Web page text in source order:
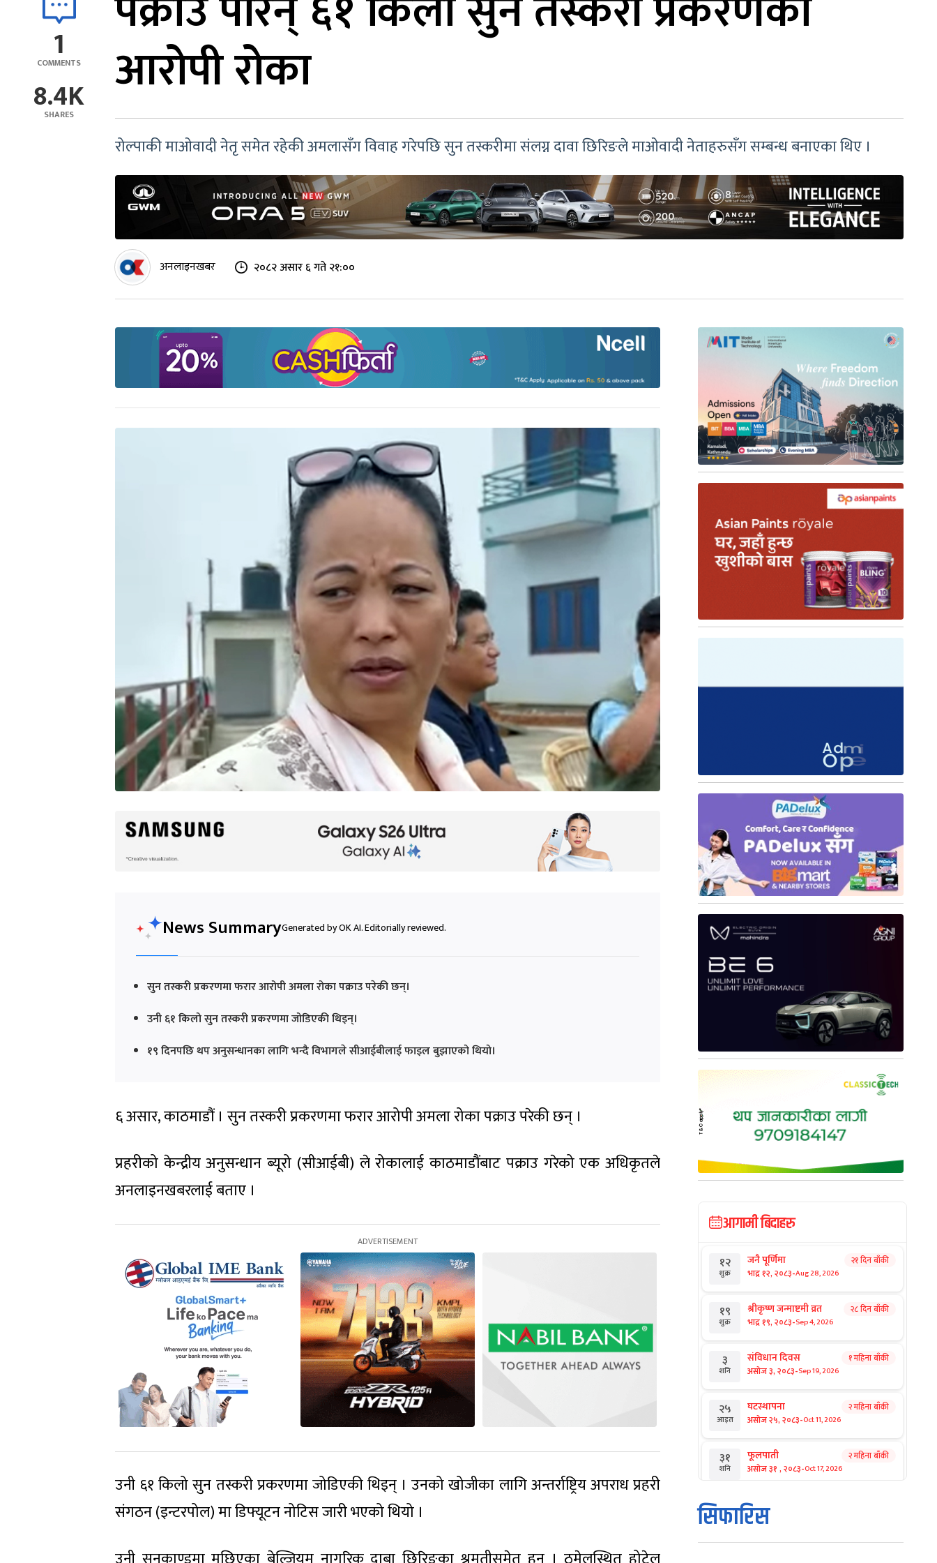
1
COMMENTS
8.4K
SHARES
आरोपी रोका
रोल्पाकी माओवादी नेतृ समेत रहेकी अमलासँग विवाह गरेपछि सुन तस्करीमा संलग्न दावा छिरिङले माओवादी नेताहरुसँग सम्बन्ध बनाएका थिए ।
अनलाइनखबर २०८२ असार ६ गते २१:००
News SummaryGenerated by OK AI. Editorially reviewed.
सुन तस्करी प्रकरणमा फरार आरोपी अमला रोका पक्राउ परेकी छन्।
उनी ६१ किलो सुन तस्करी प्रकरणमा जोडिएकी थिइन्।
१९ दिनपछि थप अनुसन्धानका लागि भन्दै विभागले सीआईबीलाई फाइल बुझाएको थियो।
६ असार, काठमाडौं । सुन तस्करी प्रकरणमा फरार आरोपी अमला रोका पक्राउ परेकी छन् ।
प्रहरीको केन्द्रीय अनुसन्धान ब्यूरो (सीआईबी) ले रोकालाई काठमाडौंबाट पक्राउ गरेको एक अधिकृतले
अनलाइनखबरलाई बताए ।
उनी ६१ किलो सुन तस्करी प्रकरणमा जोडिएकी थिइन् । उनको खोजीका लागि अन्तर्राष्ट्रिय अपराध प्रहरी
संगठन (इन्टरपोल) मा डिफ्यूटन नोटिस जारी भएको थियो ।
आगामी बिदाहरु
१२
शुक्र
जनै पूर्णिमा
भाद्र १२, २०८३-Aug 28, 2026
२१ दिन बाँकी
१९
शुक्र
श्रीकृष्ण जन्माष्टमी व्रत
भाद्र १९, २०८३-Sep 4, 2026
२८ दिन बाँकी
३
शनि
संविधान दिवस
असोज ३, २०८३-Sep 19, 2026
१ महिना बाँकी
२५
आइत
घटस्थापना
असोज २५, २०८३-Oct 11, 2026
२ महिना बाँकी
३१
शनि
फूलपाती
असोज ३१ , २०८३-Oct 17, 2026
२ महिना बाँकी
१
आइत
कार्तिक सङ्क्रान्ति
कार्तिक १, २०८३
सिफारिस